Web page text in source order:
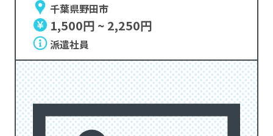
千葉県野田市
1,500円 ~ 2,250円
派遣社員